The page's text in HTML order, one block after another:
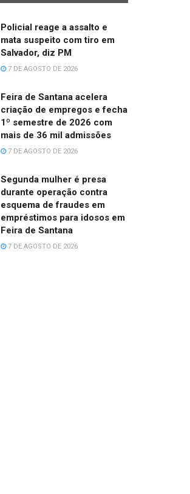
Policial reage a assalto e
mata suspeito com tiro em
Salvador, diz PM
7 DE AGOSTO DE 2026
Feira de Santana acelera
criação de empregos e fecha
1º semestre de 2026 com
mais de 36 mil admissões
7 DE AGOSTO DE 2026
Segunda mulher é presa
durante operação contra
esquema de fraudes em
empréstimos para idosos em
Feira de Santana
7 DE AGOSTO DE 2026